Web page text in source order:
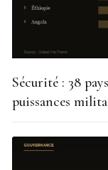
Sécurité : 38
puissances